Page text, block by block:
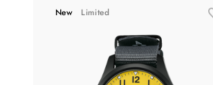
New Limited